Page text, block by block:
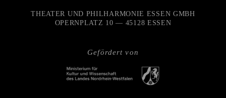
Gefördert von
THEATER UND PHILHARMONIE ESSEN GMBH
OPERNPLATZ 10 — 45128 ESSEN